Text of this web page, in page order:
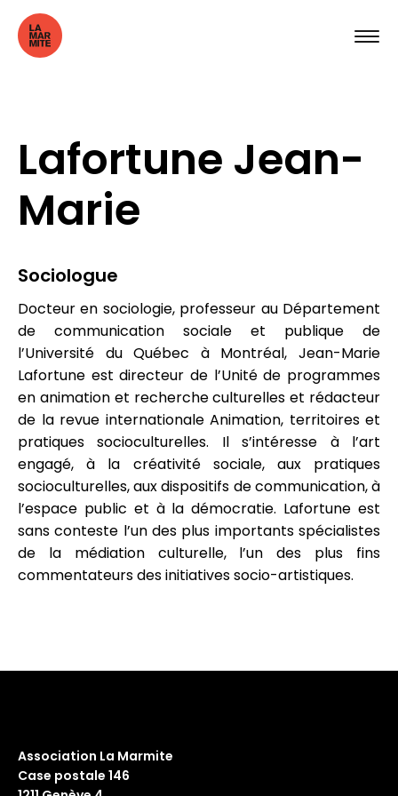
Lafortune Jean-
Marie
Sociologue
Docteur en sociologie, professeur au Département
de communication sociale et publique de
l’Université du Québec à Montréal, Jean-Marie
Lafortune est directeur de l’Unité de programmes
en animation et recherche culturelles et rédacteur
de la revue internationale Animation, territoires et
pratiques socioculturelles. Il s’intéresse à l’art
engagé, à la créativité sociale, aux pratiques
socioculturelles, aux dispositifs de communication, à
l’espace public et à la démocratie. Lafortune est
sans conteste l’un des plus importants spécialistes
de la médiation culturelle, l’un des plus fins
commentateurs des initiatives socio-artistiques.
Association La Marmite
Case postale 146